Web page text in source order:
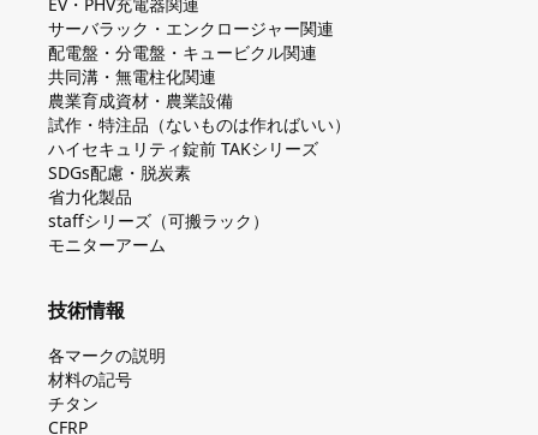
サーバラック・エンクロージャー関連
配電盤・分電盤・キュービクル関連
共同溝・無電柱化関連
農業育成資材・農業設備
試作・特注品（ないものは作ればいい）
ハイセキュリティ錠前 TAKシリーズ
SDGs配慮・脱炭素
省力化製品
staffシリーズ（可搬ラック）
モニターアーム
技術情報
各マークの説明
材料の記号
チタン
CFRP